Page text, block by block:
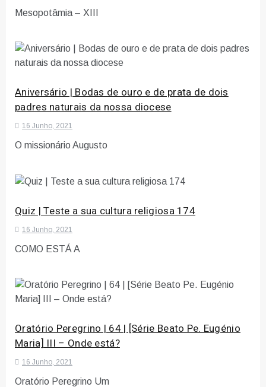
Mesopotâmia – XIII
Aniversário | Bodas de ouro e de prata de dois
padres naturais da nossa diocese
16 Junho, 2021
O missionário Augusto
Quiz | Teste a sua cultura religiosa 174
16 Junho, 2021
COMO ESTÁ A
Oratório Peregrino | 64 | [Série Beato Pe. Eugénio
Maria] III – Onde está?
16 Junho, 2021
Oratório Peregrino Um